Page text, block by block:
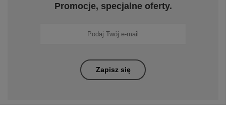
Promocje, specjalne oferty.
Zapisz się